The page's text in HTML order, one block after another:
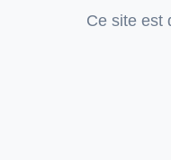
Ce site est